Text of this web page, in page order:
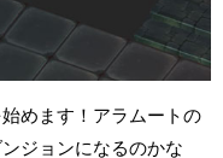
めます！アラムートの
ジョンになるのかな